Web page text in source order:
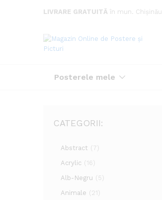
LIVRARE GRATUITĂ în mun. Chișinău
Posterele mele
CATEGORII:
Abstract (7)
Acrylic (16)
Alb-Negru (5)
Animale (21)